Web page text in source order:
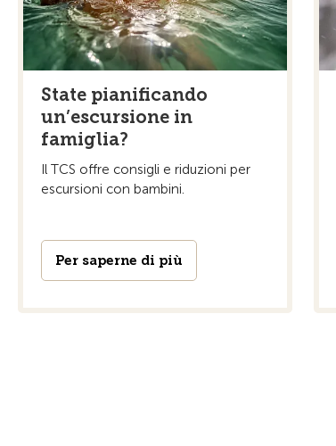
State pianificando
un’escursione in
famiglia?
Il TCS offre consigli e riduzioni per
escursioni con bambini.
Per saperne di più